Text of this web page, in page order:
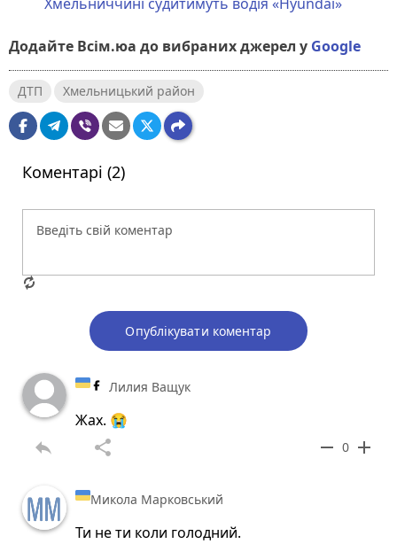
Додайте Всім.юа до вибраних джерел у Google
ДТП Хмельницький район
Коментарі (2)
Опублікувати коментар
Лилия Ващук
Жах. 😭
reply share remove 0 add
Микола Марковський
Ти не ти коли голодний.